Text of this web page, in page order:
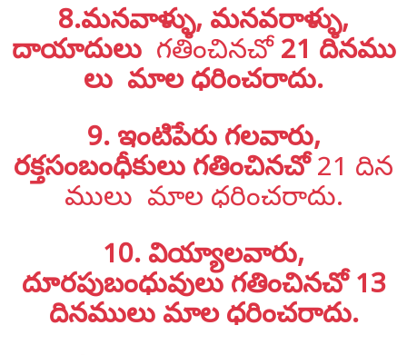
8.మనవాళ్ళు, మనవరాళ్ళు,
దాయాదులు గతించినచో21 దినము
లు మాల ధరించరాదు.
9. ఇంటిపేరు గలవారు,
రక్తసంబంధీకులు గతించినచో 21 దిన
ములు మాల ధరించరాదు.
10. వియ్యాలవారు,
దూరపుబంధువులు గతించినచో 13
దినములు మాల ధరించరాదు.